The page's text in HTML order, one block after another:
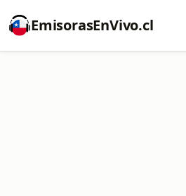
EmisorasEnVivo.cl